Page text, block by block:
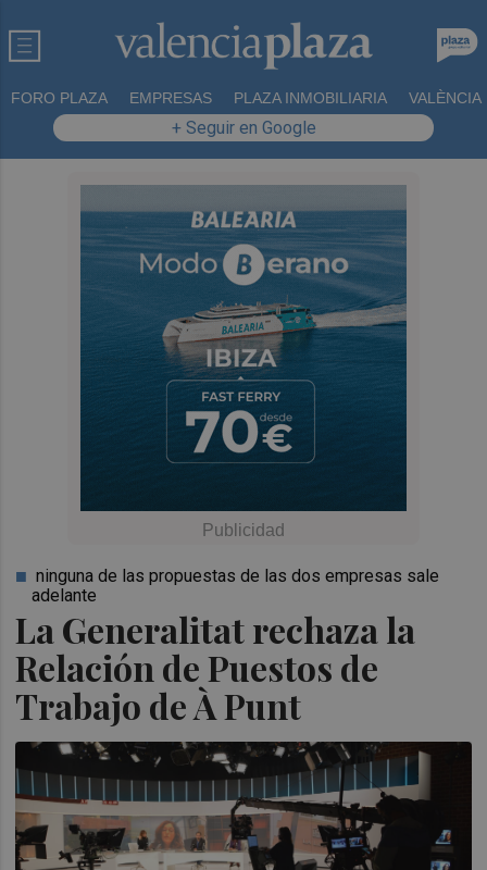
FORO PLAZA EMPRESAS PLAZA INMOBILIARIA VALÈNCIA
+ Seguir en Google
La Generalitat rechaza la
Relación de Puestos de
Trabajo de À Punt
ninguna de las propuestas de las dos empresas sale
adelante